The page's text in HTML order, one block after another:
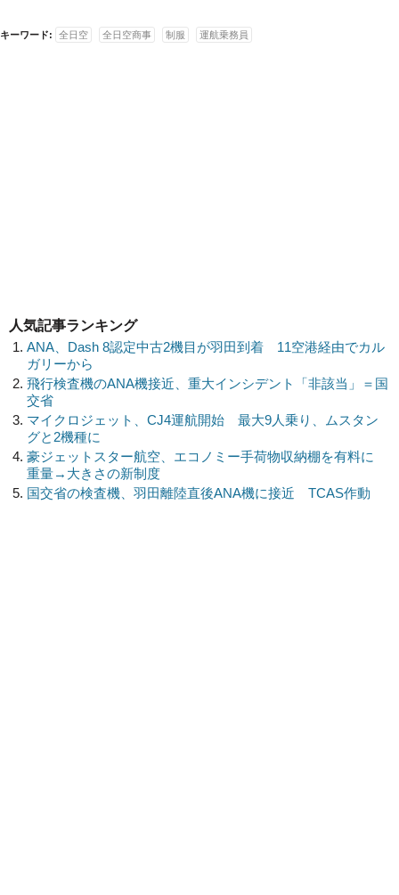
キーワード: 全日空 全日空商事 制服 運航乗務員
人気記事ランキング
ANA、Dash 8認定中古2機目が羽田到着 11空港経由でカル
ガリーから
飛行検査機のANA機接近、重大インシデント「非該当」＝国
交省
マイクロジェット、CJ4運航開始 最大9人乗り、ムスタン
グと2機種に
豪ジェットスター航空、エコノミー手荷物収納棚を有料に
重量→大きさの新制度
国交省の検査機、羽田離陸直後ANA機に接近 TCAS作動